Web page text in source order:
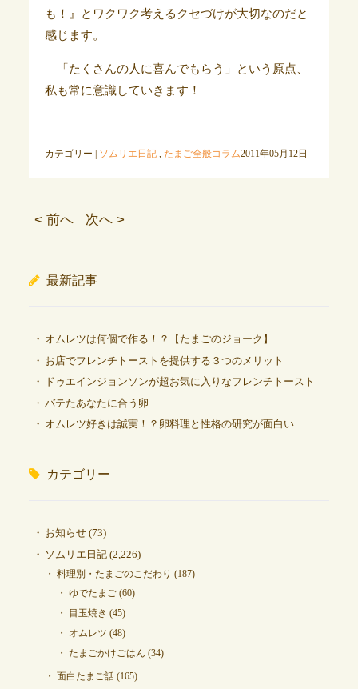
も！』とワクワク考えるクセづけが大切なのだと
感じます。
「たくさんの人に喜んでもらう」という原点、
私も常に意識していきます！
カテゴリー | ソムリエ日記, たまご全般コラム2011年05月12日
< 前へ 次へ >
最新記事
オムレツは何個で作る！？【たまごのジョーク】
お店でフレンチトーストを提供する３つのメリット
ドゥエインジョンソンが超お気に入りなフレンチトースト
バテたあなたに合う卵
オムレツ好きは誠実！？卵料理と性格の研究が面白い
カテゴリー
お知らせ(73)
ソムリエ日記(2,226)
料理別・たまごのこだわり (187)
ゆでたまご(60)
目玉焼き (45)
オムレツ (48)
たまごかけごはん (34)
面白たまご話(165)